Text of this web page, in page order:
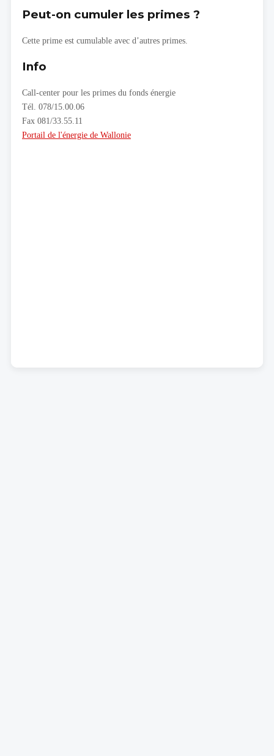
Peut-on cumuler les primes ?
Cette prime est cumulable avec d’autres primes.
Info
Call-center pour les primes du fonds énergie
Tél. 078/15.00.06
Fax 081/33.55.11
Portail de l'énergie de Wallonie